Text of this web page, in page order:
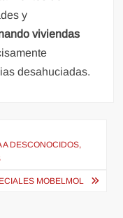
y
viviendas
desahuciadas.
DESCONOCIDOS,
MOBELMOL